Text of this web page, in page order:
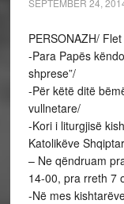
SEPTEMBER 24,
PERSONAZH/
-Para Papës
shprese”/
-Për këtë ditë
vullnetare/
-Kori i liturgjisë
Katolikëve
– Ne qëndruam
14-00, pra rreth 7
-Në mes